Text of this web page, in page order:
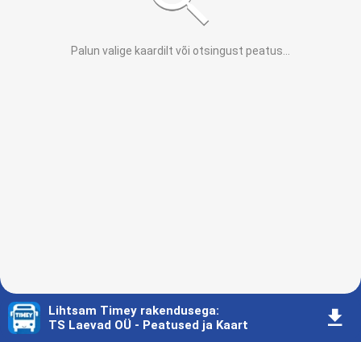
Palun valige kaardilt või otsingust peatus
Lihtsam Timey rakendusega:
TS Laevad OÜ - Peatused ja Kaart
󰇚